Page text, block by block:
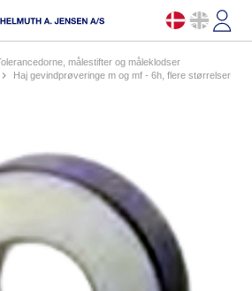
tolerancedorne, målestifter og måleklodser
haj gevindprøveringe m og mf - 6h, flere størrelser